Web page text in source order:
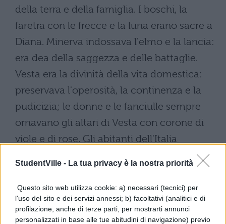
StudentVille - La tua privacy è la nostra priorità
Questo sito web utilizza cookie: a) necessari (tecnici) per
l'uso del sito e dei servizi annessi; b) facoltativi (analitici e di
profilazione, anche di terze parti, per mostrarti annunci
personalizzati in base alle tue abitudini di navigazione) previo
della terra e della famiglia. I boschi, la
faretra con le frecce e la luna erano sacre a
Diana. Minerva indossava l'elmo e la lancia:
era dea della saggezza e delle battaglie.
Vesta era la divinità della vita domestica:
preservava l'operosità, la continenza e la
pudicizia; le donne e le fanciulle sempre
ornavano gli altari di Vesta con corone di
viole e di rose. Gli abitanti dell'Italia
sacrificavano agnelle sugli altari.